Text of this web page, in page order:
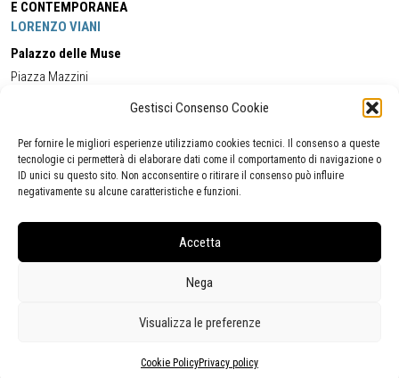
Gestisci Consenso Cookie
Per fornire le migliori esperienze utilizziamo cookies tecnici. Il consenso a queste
tecnologie ci permetterà di elaborare dati come il comportamento di navigazione o
ID unici su questo sito. Non acconsentire o ritirare il consenso può influire
negativamente su alcune caratteristiche e funzioni.
Accetta
Nega
Visualizza le preferenze
Cookie PolicyPrivacy policy
E CONTEMPORANEA
LORENZO VIANI
Palazzo delle Muse
Piazza Mazzini
Cell:+39 338 5714978 (orario apertura Galleria)
Tel:
+39 0584 944580
(orario 09.00/13.00)
Email:gamc@comune.viareggio.lu.it
Segnalazione di inaccessibilità